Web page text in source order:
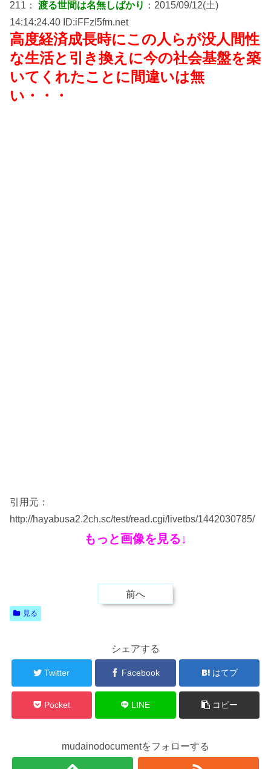
211： 渡る世間は名無しばかり ：2015/09/12(土)
14:14:24.40 ID:iFFzI5fm.net
高度経済成長時にこの人らが没人間性
な生活と引き換えに今の社会基盤を築
いてくれたことに間違いは無
い・・・
引用元：
http://hayabusa2.2ch.sc/test/read.cgi/livetbs/1442030785/
もっと画像を見る↓
前へ
見る
シェアする
Twitter Facebook はてブ
Pocket LINE コピー
mudainodocumentをフォローする